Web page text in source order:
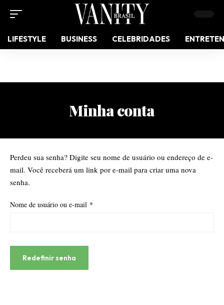
LIFESTYLE BUSINESS CELEBRIDADES
Minha conta
Perdeu sua senha? Digite seu nome de usuário ou endereço de e-
mail. Você receberá um link por e-mail para criar uma nova
senha.
Nome de usuário ou e-mail *
Redefinir senha